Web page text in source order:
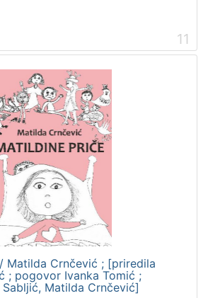
11
Matilda Crnčević ; [priredila
; pogovor Ivanka Tomić ;
Matilda Crnčević]